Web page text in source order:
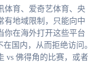
体育、爱奇艺体育、央
有地域限制，只能向中
你在海外打开这些平台
国内，从而拒绝访问。
vs 佛得角的比赛，或者